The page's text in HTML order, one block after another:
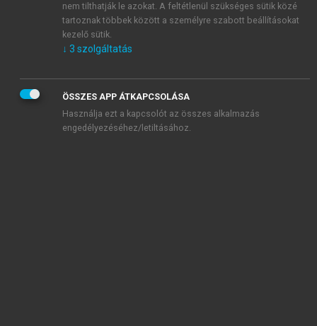
mersz.huoldalak licencszerződéseiben foglaltakat
tudomásul veszem és elfogadom.
KIPRÓBÁLOM
nem tilthatják le azokat. A feltétlenül szükséges sütik közé
tartoznak többek között a személyre szabott beállításokat
kezelő sütik.
↓ 3 szolgáltatás
ÖSSZES APP ÁTKAPCSOLÁSA
Használja ezt a kapcsolót az összes alkalmazás
engedélyezéséhez/letiltásához.